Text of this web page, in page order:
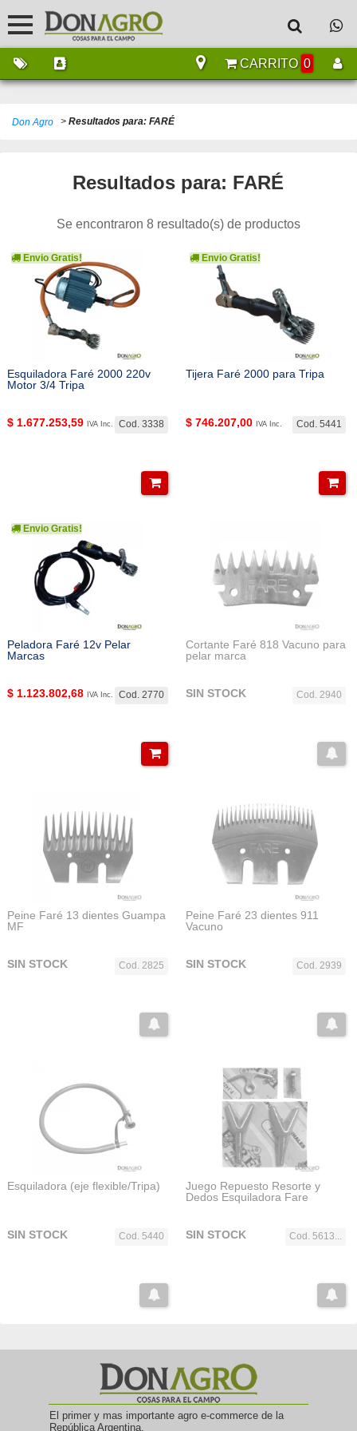
CARRITO 0
Don Agro > Resultados para: FARÉ
Resultados para: FARÉ
Se encontraron 8 resultado(s) de productos
Envio Gratis!
Esquiladora Faré 2000 220v
Motor 3/4 Tripa
Cod. 3338
$ 1.677.253,59 IVA Inc.
Envio Gratis!
Tijera Faré 2000 para Tripa
Cod. 5441
$ 746.207,00 IVA Inc.
Envio Gratis!
Peladora Faré 12v Pelar
Marcas
Cod. 2770
$ 1.123.802,68 IVA Inc.
Cortante Faré 818 Vacuno para
pelar marca
Cod. 2940
SIN STOCK
Peine Faré 13 dientes Guampa
MF
Cod. 2825
SIN STOCK
Peine Faré 23 dientes 911
Vacuno
Cod. 2939
SIN STOCK
Esquiladora (eje flexible/Tripa)
Cod. 5440
SIN STOCK
Juego Repuesto Resorte y
Dedos Esquiladora Fare
Cod. 5613...
SIN STOCK
El primer y mas importante agro e-commerce de la
República Argentina.